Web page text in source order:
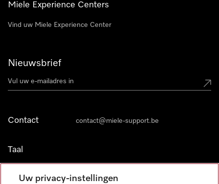
Miele Experience Centers
Vind uw Miele Experience Center
Nieuwsbrief
Contact contact@miele-support.be
Taal
NEDERLANDS
Uw privacy-instellingen